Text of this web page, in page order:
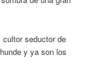
seductor de
y ya son los